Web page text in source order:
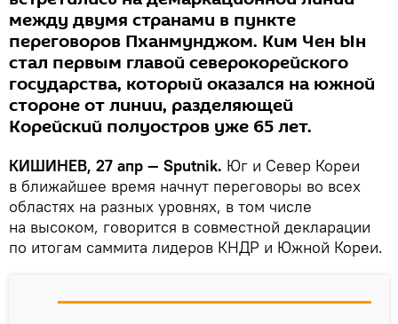
между двумя странами в пункте
переговоров Пханмунджом. Ким Чен Ын
стал первым главой северокорейского
государства, который оказался на южной
стороне от линии, разделяющей
Корейский полуостров уже 65 лет.
КИШИНЕВ, 27 апр — Sputnik. Юг и Север Кореи
в ближайшее время начнут переговоры во всех
областях на разных уровнях, в том числе
на высоком, говорится в совместной декларации
по итогам саммита лидеров КНДР и Южной Кореи.